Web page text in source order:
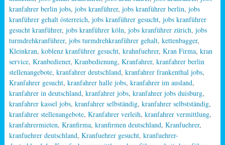
kranfahrer berlin jobs, jobs kranführer, jobs kranführer berlin, jobs
kranführer gehalt österreich, jobs kranführer gesucht, jobs kranführer
gesucht kranführer, jobs kranführer köln, jobs kranführer zürich, jobs
turmdrehkranführer, jobs turmdrehkranführer gehalt, kettenbagger,
Kleinkran, koblenz kranführer gesucht, krahnfuehrer, Kran Firma, kran
service, Kranbediener, Kranbedienung, Kranfahrer, kranfahrer berlin
stellenangebote, kranfahrer deutschland, kranfahrer frankenthal jobs,
Kranfahrer gesucht, kranfahrer halle jobs, kranfahrer im ausland,
kranfahrer in deutschland, kranfahrer jobs, kranfahrer jobs duisburg,
kranfahrer kassel jobs, kranfahrer selbständig, kranfahrer selbstständig,
kranfahrer stellenangebote, Kranfahrer verleih, kranfahrer vermittlung,
kranfahrermieten, Kranfirma, kranfirmen deutschland, Kranfuehrer,
kranfuehrer deutschland, Kranfuehrer gesucht, kranfuehrer-